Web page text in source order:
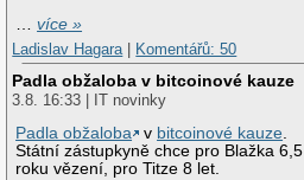
…více »
Ladislav Hagara| Komentářů: 50
Padla obžaloba v bitcoinové kauze
3.8. 16:33 | IT novinky
Padla obžaloba
v bitcoinové kauze.
Státní zástupkyně chce pro Blažka 6,5
roku vězení, pro Titze 8 let.